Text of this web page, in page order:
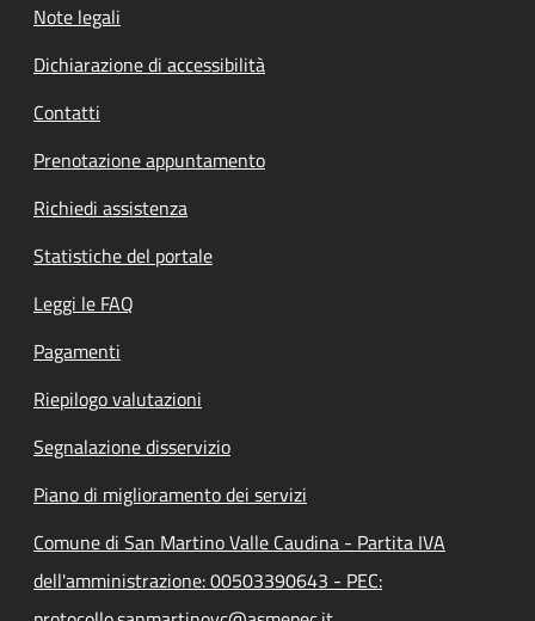
Note legali
Dichiarazione di accessibilità
Contatti
Prenotazione appuntamento
Richiedi assistenza
Statistiche del portale
Leggi le FAQ
Pagamenti
Riepilogo valutazioni
Segnalazione disservizio
Piano di miglioramento dei servizi
Comune di San Martino Valle Caudina - Partita IVA
dell'amministrazione: 00503390643 - PEC: